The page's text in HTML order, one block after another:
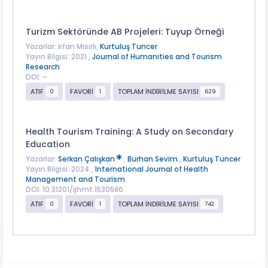
Turizm Sektöründe AB Projeleri: Tuyup Örneği
Yazarlar: İrfan Mısırlı, Kurtuluş Tuncer
Yayın Bilgisi: 2021 , Journal of Humanities and Tourism
Research
DOI: -
ATIF
0 FAVORİ 1 TOPLAM İNDİRİLME SAYISI 629
Health Tourism Training: A Study on Secondary
Education
Yazarlar: Serkan Çalışkan , Burhan Sevim , Kurtuluş Tuncer
Yayın Bilgisi: 2024 , International Journal of Health
Management and Tourism
DOI: 10.31201/ijhmt.1530586
ATIF
0 FAVORİ 1 TOPLAM İNDİRİLME SAYISI 742